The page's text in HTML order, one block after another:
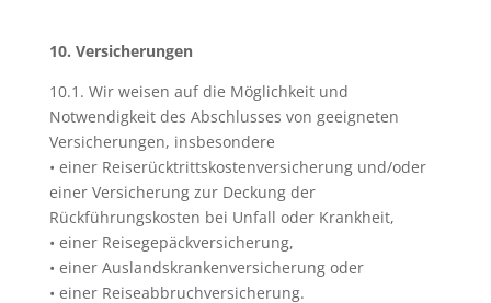
10. Versicherungen
10.1. Wir weisen auf die Möglichkeit und
Notwendigkeit des Abschlusses von geeigneten
Versicherungen, insbesondere
• einer Reiserücktrittskostenversicherung und/oder
einer Versicherung zur Deckung der
Rückführungskosten bei Unfall oder Krankheit,
• einer Reisegepäckversicherung,
• einer Auslandskrankenversicherung oder
• einer Reiseabbruchversicherung.